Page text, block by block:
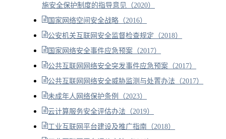
施安全保护制度的指导意见（2020）
国家网络空间安全战略（2016）
公安机关互联网安全监督检查规定（2018）
国家网络安全事件应急预案（2017）
公共互联网网络安全突发事件应急预案（2017）
公共互联网网络安全威胁监测与处置办法（2017）
未成年人网络保护条例（2023）
云计算服务安全评估办法（2019）
工业互联网平台建设及推广指南（2018）